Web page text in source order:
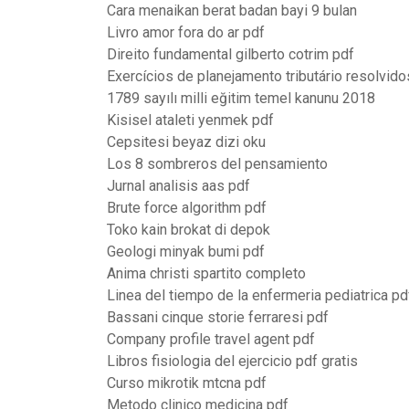
Cara menaikan berat badan bayi 9 bulan
Livro amor fora do ar pdf
Direito fundamental gilberto cotrim pdf
Exercícios de planejamento tributário
1789 sayılı milli eğitim temel kanunu 2018
Kisisel ataleti yenmek pdf
Cepsitesi beyaz dizi oku
Los 8 sombreros del pensamiento
Jurnal analisis aas pdf
Brute force algorithm pdf
Toko kain brokat di depok
Geologi minyak bumi pdf
Anima christi spartito completo
Linea del tiempo de la enfermeria pediatrica
Bassani cinque storie ferraresi pdf
Company profile travel agent pdf
Libros fisiologia del ejercicio pdf gratis
Curso mikrotik mtcna pdf
Metodo clinico medicina pdf